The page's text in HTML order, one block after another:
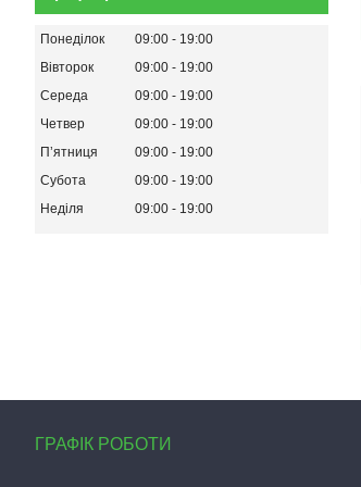
Понеділок 09:00
19:00
Вівторок
09:00
19:00
Середа
09:00
19:00
Четвер
09:00
19:00
Пʼятниця
09:00
19:00
Субота
09:00
19:00
Неділя
09:00 19:00
ГРАФІК РОБОТИ